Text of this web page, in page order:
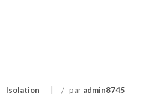
Isolation / par admin8745